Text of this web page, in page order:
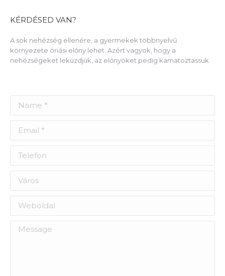
KÉRDÉSED VAN?
A sok nehézség ellenére, a gyermekek többnyelvű
környezete óriási előny lehet. Azért vagyok, hogy a
nehézségeket leküzdjük, az előnyöket pedig kamatoztassuk.
Message